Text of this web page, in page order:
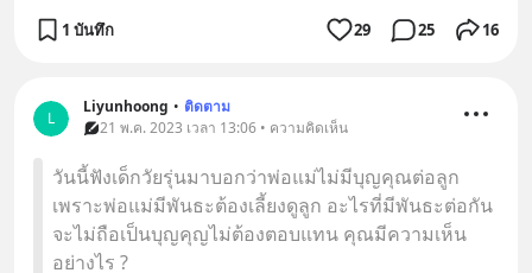
1 บันทึก 29 25 16
L
Liyunhoong • ติดตาม
21 พ.ค. 2023 เวลา 13:06 • ความคิดเห็น
วันนี้ฟังเด็กวัยรุ่นมาบอกว่าพ่อแม่ไม่มีบุญคุณต่อลูก
เพราะพ่อแม่มีพันธะต้องเลี้ยงดูลูก อะไรที่มีพันธะต่อกัน
จะไม่ถือเป็นบุญคุญไม่ต้องตอบแทน คุณมีความเห็น
อย่างไร ?